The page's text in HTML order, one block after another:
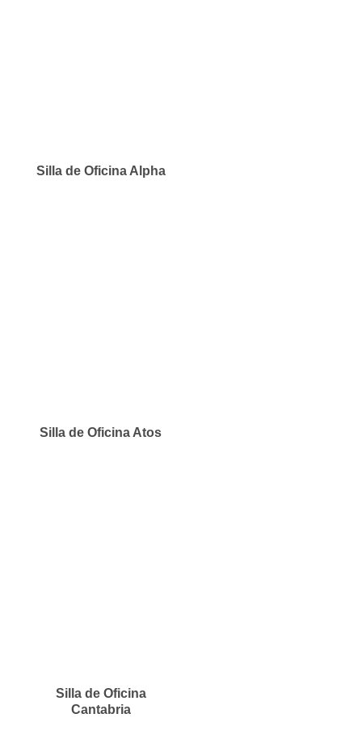
Silla de Oficina Alpha
Silla de Oficina Atos
Silla de Oficina
Cantabria